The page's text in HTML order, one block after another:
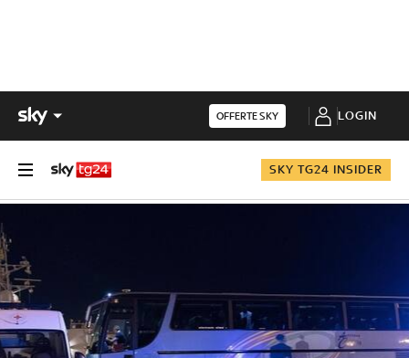
OFFERTE SKY LOGIN
SKY TG24 INSIDER